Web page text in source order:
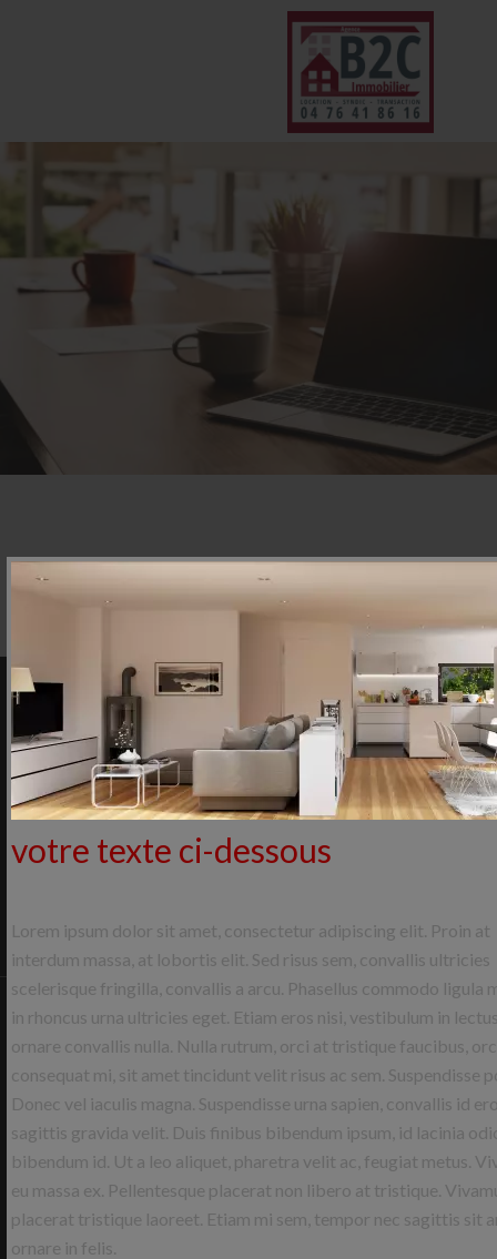
votre texte ci-dessous
Lorem ipsum dolor sit amet, consectetur adipiscing elit. Proin at
interdum massa, at lobortis elit. Sed risus sem, convallis ultricies
scelerisque fringilla, convallis a arcu. Phasellus commodo ligula
in rhoncus urna ultricies eget. Etiam eros nisi, vestibulum in
ornare convallis nulla. Nulla rutrum, orci at tristique faucibus,
consequat mi, sit amet tincidunt velit risus ac sem. Suspendisse
Donec vel iaculis magna. Suspendisse urna sapien, convallis id
sagittis gravida velit. Duis finibus bibendum ipsum, id lacinia
bibendum id. Ut a leo aliquet, pharetra velit ac, feugiat metus.
eu massa ex. Pellentesque placerat non libero at tristique.
placerat tristique laoreet. Etiam mi sem, tempor nec sagittis sit
ornare in felis.
Navigation
Ventes
Syndic
Contactez-nous
Contactez-nous
B2C IMMOBILIER
21 Rue de Belgrade
38000 Grenoble
France
+33 4 76 41 86 16
gestion@b2cimmobilier.fr